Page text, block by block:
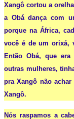
Xangô cortou a
a Obá dança com
porque na África,
você é de um orixá,
Então Obá, que
outras mulheres,
pra Xangô não
Xangô.
Nós raspamos a